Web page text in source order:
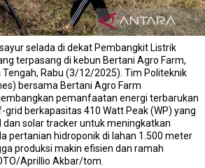
selada di dekat Pembangkit Listrik
terpasang di kebun Bertani Agro Farm,
Tengah, Rabu (3/12/2025). Tim Politeknik
bersama Bertani Agro Farm
pemanfaatan energi terbarukan
berkapasitas 410 Watt Peak (WP) yang
solar tracker untuk meningkatkan
pertanian hidroponik di lahan 1.500 meter
produksi makin efisien dan ramah
Aprillio Akbar/tom.